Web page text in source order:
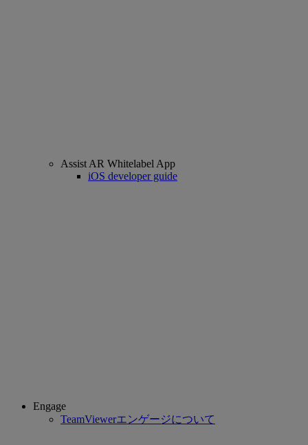
Assist AR Whitelabel App
iOS developer guide
Engage
TeamViewerエンゲージについて